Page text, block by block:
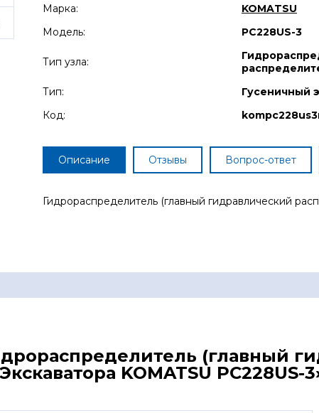
Марка:
KOMATSU
Модель:
PC228US-3
Тип узла:
Тип:
Гусеничный
Код:
Описание Отзывы Вопрос-ответ
Гидрораспределитель (главный гидравлический
(главный
KOMATSU PC228US-